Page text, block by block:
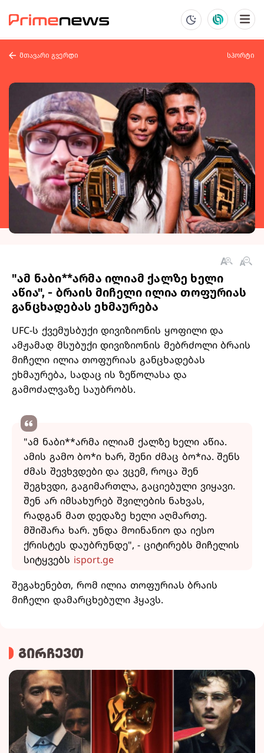
მთავარი გვერდი სპორტი
"ამ ნაბი**არმა ილიამ ქალზე ხელი
აწია", - ბრაის მიჩელი ილია თოფურიას
განცხადებას ეხმაურება
UFC-ს ქვემუსბუქი დივიზიონის ყოფილი და
ამჟამად მსუბუქი დივიზიონის მებრძოლი ბრაის
მიჩელი ილია თოფურიას განცხადებას
ეხმაურება, სადაც ის ზეწოლასა და
გამოძალვაზე საუბრობს.
"ამ ნაბი**არმა ილიამ ქალზე ხელი აწია.
ამის გამო ბო*ი ხარ, შენი ძმაც ბო*ია. შენს
ძმას შევხვდები და ვცემ, როცა შენ
შეგხვდი, გაგიმართლა, გაციებული ვიყავი.
შენ არ იმსახურებ შვილების ნახვას,
რადგან მათ დედაზე ხელი აღმართე.
მშიშარა ხარ. უნდა მოინანიო და იესო
ქრისტეს დაუბრუნდე", - ციტირებს მიჩელის
სიტყვებს isport.ge
შეგახენებთ, რომ ილია თოფურიას ბრაის
მიჩელი დამარცხებული ჰყავს.
გირჩევთ